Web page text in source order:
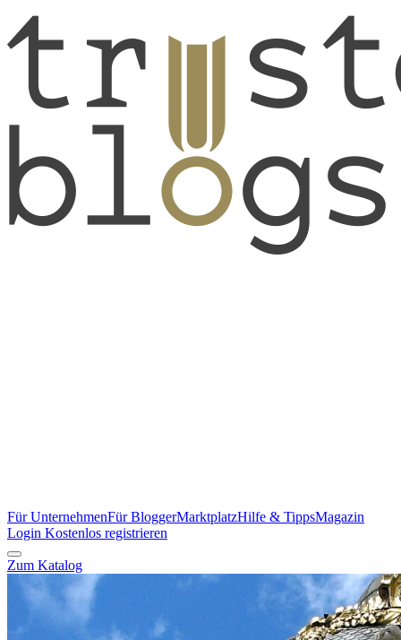
Für UnternehmenFür BloggerMarktplatzHilfe & TippsMagazin
Login Kostenlos registrieren
Zum Katalog